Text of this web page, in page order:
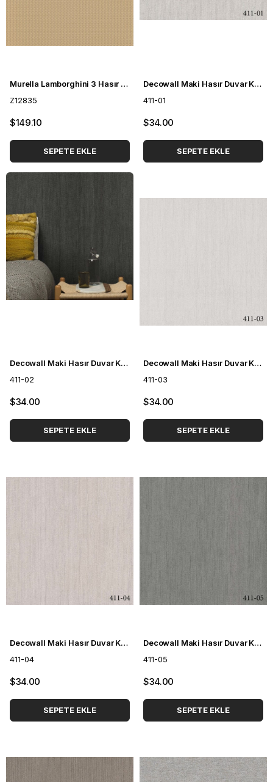
Murella Lamborghini 3 Hasır Desenli Duvar Kağıdı Z12835
Z12835
$149.10
SEPETE EKLE
Decowall Maki Hasır Duvar Kağıdı 411-01
411-01
$34.00
SEPETE EKLE
Decowall Maki Hasır Duvar Kağıdı 411-02
411-02
$34.00
SEPETE EKLE
Decowall Maki Hasır Duvar Kağıdı 411-03
411-03
$34.00
SEPETE EKLE
Decowall Maki Hasır Duvar Kağıdı 411-04
411-04
$34.00
SEPETE EKLE
Decowall Maki Hasır Duvar Kağıdı 411-05
411-05
$34.00
SEPETE EKLE